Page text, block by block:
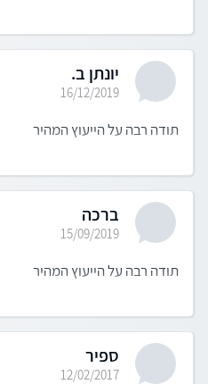
יונתן ב.
16/12/2019
תודה רבה על הייעוץ המהיר
ברכה
15/09/2019
תודה רבה על הייעוץ המהיר
ספיר
12/02/2017